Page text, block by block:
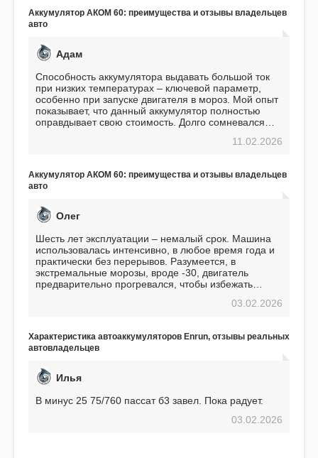
Аккумулятор АКОМ 60: преимущества и отзывы владельцев
авто
Адам
Способность аккумулятора выдавать большой ток
при низких температурах – ключевой параметр,
особенно при запуске двигателя в мороз. Мой опыт
показывает, что данный аккумулятор полностью
оправдывает свою стоимость. Долго сомневался
пожалел. Считаю, что это отличное вложение,11.02.2026
Аккумулятор АКОМ 60: преимущества и отзывы владельцев
авто
Олег
Шесть лет эксплуатации – немалый срок. Машина
использовалась интенсивно, в любое время года и
практически без перерывов. Разумеется, в
экстремальные морозы, вроде -30, двигатель
предварительно прогревался, чтобы избежать
использования не было ни единой поломки,
EFB 75. Судя по характеристикам, он даже
превосходит предыдущую модель.
03.02.2026
Характеристика автоаккумуляторов Enrun, отзывы реальных
автовладельцев
Илья
В минус 25 75/760 пассат б3 завел. Пока радует.
03.02.2026